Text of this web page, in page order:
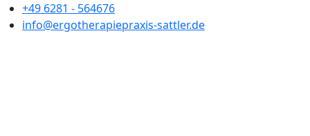
+49 6281 - 564676
info@ergotherapiepraxis-sattler.de